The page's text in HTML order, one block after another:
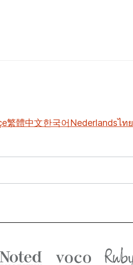
繁體中文한국어 Nederlandsไทย